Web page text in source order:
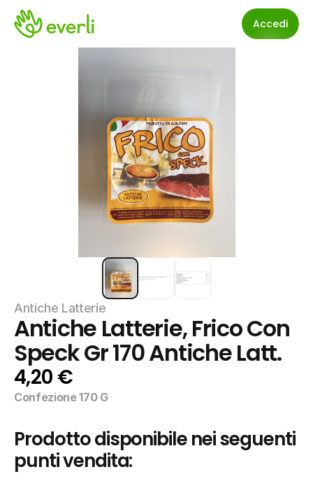
Accedi
Antiche Latterie
Antiche Latterie, Frico Con
Speck Gr 170 Antiche Latt.
4,20 €
Confezione 170 G
Prodotto disponibile nei seguenti
punti vendita: